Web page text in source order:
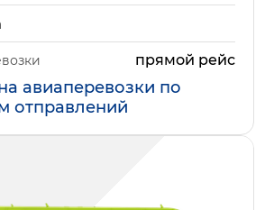
прямой рейс
авиаперевозки по
отправлений